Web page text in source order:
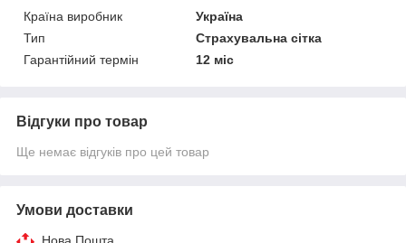
Країна виробник
Україна
Тип
Страхувальна сітка
Гарантійний термін
12 міс
Відгуки про товар
Ще немає відгуків про цей товар
Умови доставки
Нова Пошта